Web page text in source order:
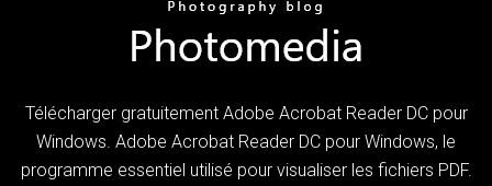
Télécharger gratuitement Adobe Acrobat Reader DC pour
Windows. Adobe Acrobat Reader DC pour Windows, le
programme essentiel utilisé pour visualiser les fichiers PDF.